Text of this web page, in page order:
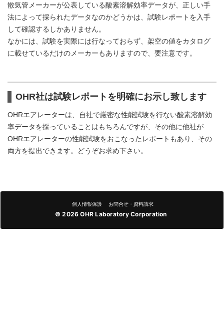
散気管メーカーが公表している酸素溶解効率データが、正しい手
法によって採られたデータなのかどうかは、試験レポートを入手
して確認するしかありません。
なかには、試験を実際には行なっておらず、架空の値をカタログ
に載せているだけのメーカーもありますので、要注意です。
OHR社は試験レポートを明確にお示し致します
OHRエアレーターは、自社で厳密な性能試験を行ない酸素溶解効
率データを採っていることはもちろんですが、その他に他社が
OHRエアレーターの性能試験をおこなったレポートもあり、その
両方を提出できます。どうぞお求め下さい。
個人情報保護 お問合せ・資料請求
©2026 OHR Laboratory Corporation